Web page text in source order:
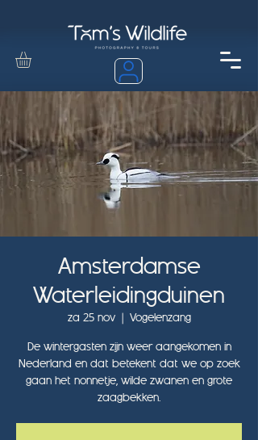
Amsterdamse
Waterleidingduinen
za 25 nov
  |
Vogelenzang
De wintergasten zijn weer aangekomen in
Nederland en dat betekent dat we op zoek
gaan het nonnetje, wilde zwanen en grote
zaagbekken.